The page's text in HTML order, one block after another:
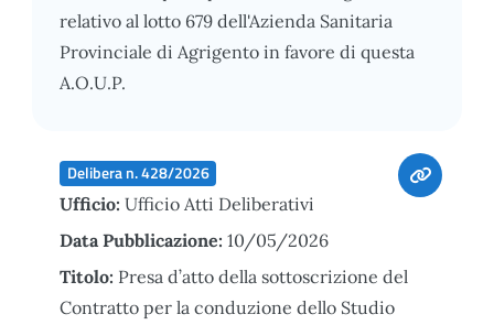
relativo al lotto 679 dell'Azienda Sanitaria
Provinciale di Agrigento in favore di questa
A.O.U.P.
Delibera n. 428/2026
Ufficio: Ufficio Atti Deliberativi
Data Pubblicazione: 10/05/2026
Titolo: Presa d’atto della sottoscrizione del
Contratto per la conduzione dello Studio